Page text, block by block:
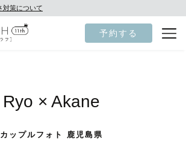
対策について
予約する
Ryo × Akane
カップルフォト 鹿児島県